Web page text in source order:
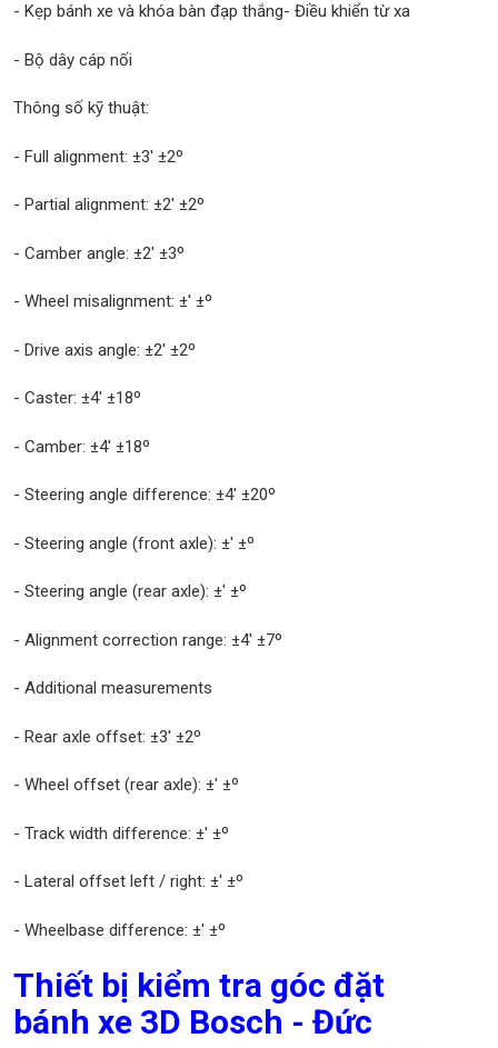
- Kẹp bánh xe và khóa bàn đạp thắng- Điều khiển từ xa
- Bộ dây cáp nối
Thông số kỹ thuật:
- Full alignment: ±3' ±2º
- Partial alignment: ±2' ±2º
- Camber angle: ±2' ±3º
- Wheel misalignment: ±' ±º
- Drive axis angle: ±2' ±2º
- Caster: ±4' ±18º
- Camber: ±4' ±18º
- Steering angle difference: ±4' ±20º
- Steering angle (front axle): ±' ±º
- Steering angle (rear axle): ±' ±º
- Alignment correction range: ±4' ±7º
- Additional measurements
- Rear axle offset: ±3' ±2º
- Wheel offset (rear axle): ±' ±º
- Track width difference: ±' ±º
- Lateral offset left / right: ±' ±º
- Wheelbase difference: ±' ±º
Thiết bị kiểm tra góc đặt
bánh xe 3D Bosch - Đức